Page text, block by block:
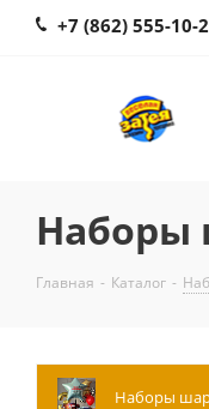
+7 (862) 555-10-
Наборы
Главная - Каталог -
Наборы